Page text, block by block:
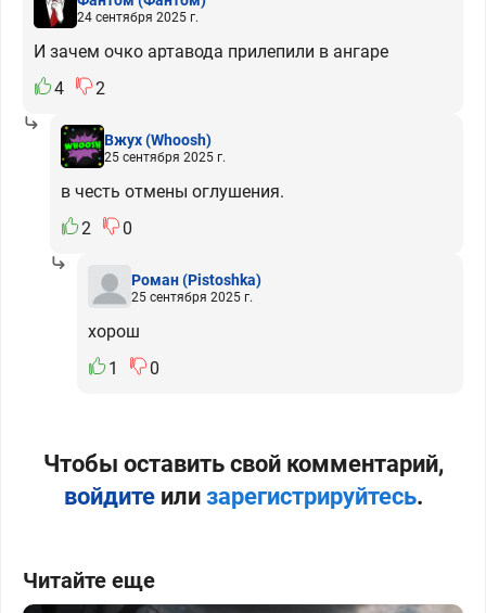
24 сентября 2025 г.
И зачем очко артавода прилепили в ангаре
4
2
Вжух(Whoosh)
25 сентября 2025 г.
в честь отмены оглушения.
2
0
Роман(Pistoshka)
25 сентября 2025 г.
хорош
1
0
Чтобы оставить свой комментарий,
войдитеили зарегистрируйтесь.
Читайте еще